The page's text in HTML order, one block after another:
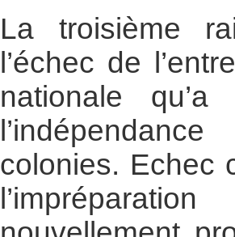
La troisième
l’échec de
nationale
colonies. Echec